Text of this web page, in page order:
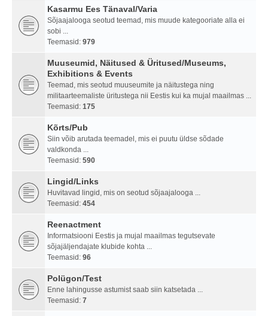
Kasarmu Ees Tänaval/Varia
Sõjaajalooga seotud teemad, mis muude kategooriate alla ei
sobi ...
Teemasid: 979
Muuseumid, Näitused & Üritused/Museums,
Exhibitions & Events
Teemad, mis seotud muuseumite ja näitustega ning
militaarteemaliste üritustega nii Eestis kui ka mujal maailmas ...
Teemasid: 175
Kõrts/Pub
Siin võib arutada teemadel, mis ei puutu üldse sõdade
valdkonda ...
Teemasid: 590
Lingid/Links
Huvitavad lingid, mis on seotud sõjaajalooga ...
Teemasid: 454
Reenactment
Informatsiooni Eestis ja mujal maailmas tegutsevate
sõjajäljendajate klubide kohta ...
Teemasid: 96
Polügon/Test
Enne lahingusse astumist saab siin katsetada ...
Teemasid: 7